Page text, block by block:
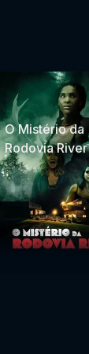
O Mistério da
Rodovia River